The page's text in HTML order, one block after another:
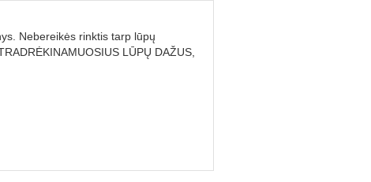
Nebereikės rinktis tarp lūpų
LŪPŲ DAŽUS,